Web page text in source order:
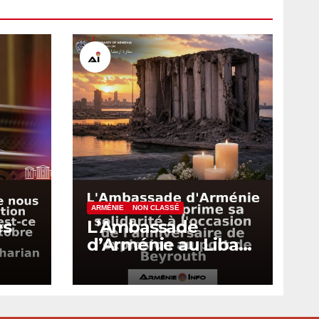
ARMÉNIE NON CLASSÉ
L’Ambassade
d’Arménie au Liban
exprime sa
solidarité à